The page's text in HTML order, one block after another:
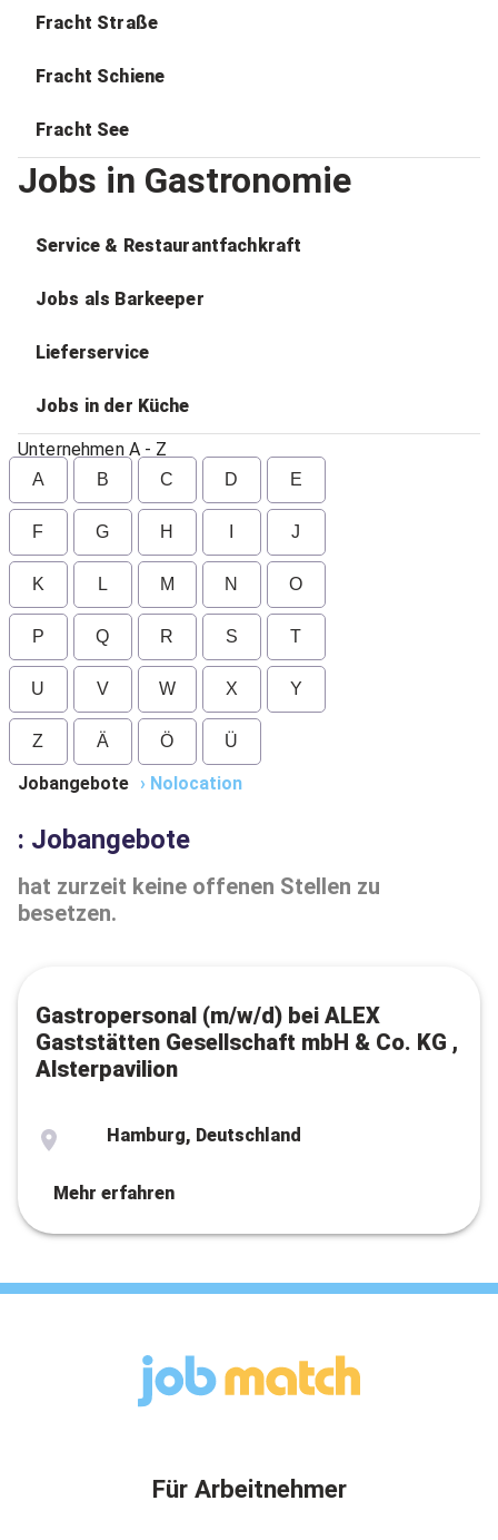
Fracht Straße
Fracht Schiene
Fracht See
Jobs in Gastronomie
Service & Restaurantfachkraft
Jobs als Barkeeper
Lieferservice
Jobs in der Küche
Unternehmen A - Z
A B C D E
F G H J
K L M N O
P Q R S T
U V W X Y
Z Ä Ö Ü
Jobangebote › Nolocation
: Jobangebote
hat zurzeit keine offenen Stellen zu
besetzen.
Gastropersonal (m/w/d) bei ALEX
Gaststätten Gesellschaft mbH & Co. KG ,
Alsterpavilion
Hamburg, Deutschland
Mehr erfahren
Für Arbeitnehmer